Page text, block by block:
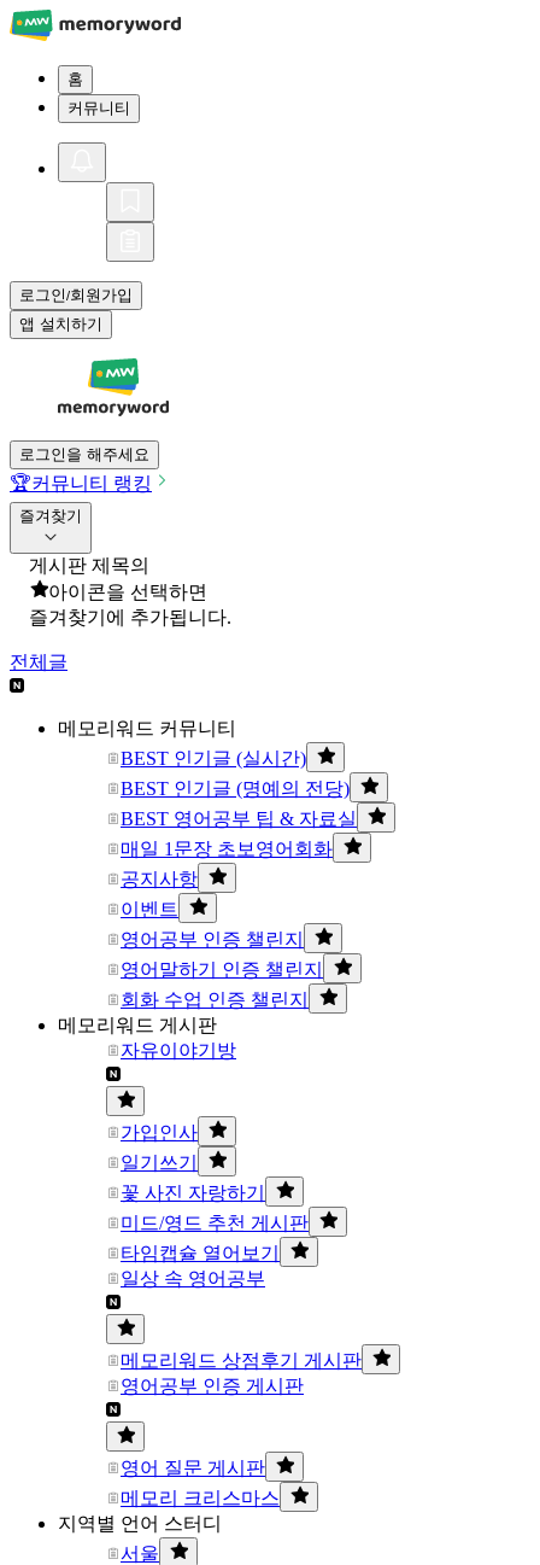
홈
커뮤니티
로그인/회원가입
앱 설치하기
로그인을 해주세요
🏆커뮤니티 랭킹
즐겨찾기
게시판 제목의
아이콘을 선택하면
즐겨찾기에 추가됩니다.
전체글
메모리워드 커뮤니티
BEST 인기글 (실시간)
BEST 인기글 (명예의 전당)
BEST 영어공부 팁 & 자료실
매일 1문장 초보영어회화
공지사항
이벤트
영어공부 인증 챌린지
영어말하기 인증 챌린지
회화 수업 인증 챌린지
메모리워드 게시판
자유이야기방
가입인사
일기쓰기
꽃 사진 자랑하기
미드/영드 추천 게시판
타임캡슐 열어보기
일상 속 영어공부
메모리워드 상점후기 게시판
영어공부 인증 게시판
영어 질문 게시판
메모리 크리스마스
지역별 언어 스터디
서울